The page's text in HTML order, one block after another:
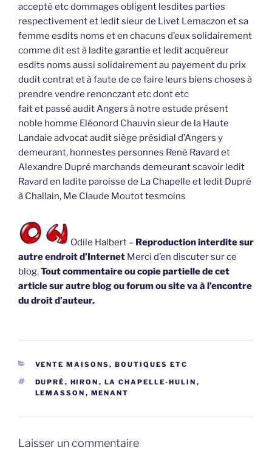
accepté etc dommages obligent lesdites parties
respectivement et ledit sieur de Livet Lemaczon et sa
femme esdits noms et en chacuns d’eux solidairement
comme dit est à ladite garantie et ledit acquéreur
esdits noms aussi solidairement au payement du prix
dudit contrat et à faute de ce faire leurs biens choses à
prendre vendre renonczant etc dont etc
fait et passé audit Angers à notre estude présent
noble homme Eléonord Chauvin sieur de la Haute
Landaie advocat audit siège présidial d’Angers y
demeurant, honnestes personnes René Ravard et
Alexandre Dupré marchands demeurant scavoir ledit
Ravard en ladite paroisse de La Chapelle et ledit Dupré
à Challain, Me Claude Moutot tesmoins
Odile Halbert – Reproduction interdite sur
autre endroit d’Internet Merci d’en discuter sur ce
blog.Tout commentaire ou copie partielle de cet
article sur autre blog ou forum ou site va à l’encontre
du droit d’auteur.
CATÉGORIES
VENTE MAISONS, BOUTIQUES ETC
ÉTIQUETTES
DUPRÉ , HIRON , LA CHAPELLE-HULIN ,
LEMASSON , MENANT
Laisser un commentaire